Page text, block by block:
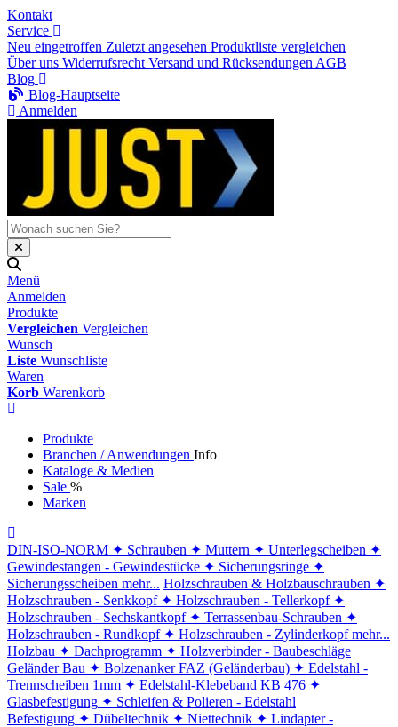
Kontakt
Service
Neu eingetroffen Zuletzt angesehen Produktliste vergleichen
Über uns Widerrufsrecht Versand und Rücksendungen AGB
Blog
Blog-Hauptseite
Anmelden
Menü
Anmelden
Produkte
Vergleichen Vergleichen
Wunsch
Liste Wunschliste
Waren
Korb Warenkorb
Produkte
Branchen / Anwendungen Info
Kataloge & Medien
Sale %
Marken
DIN-ISO-NORM ✦ Schrauben ✦ Muttern ✦ Unterlegscheiben ✦
Gewindestangen - Gewindestücke ✦ Sicherungsringe ✦
Sicherungsscheiben mehr... Holzschrauben & Holzbauschrauben ✦
Holzschrauben - Senkkopf ✦ Holzschrauben - Tellerkopf ✦
Holzschrauben - Sechskantkopf ✦ Terrassenbau-Schrauben ✦
Holzschrauben - Rundkopf ✦ Holzschrauben - Zylinderkopf mehr...
Holzbau ✦ Dachprogramm ✦ Holzverbinder - Baubeschläge
Geländer Bau ✦ Bolzenanker FAZ (Geländerbau) ✦ Edelstahl -
Trennscheiben 1mm ✦ Edelstahl-Klebeband KB 476 ✦
Glasbefestigung ✦ Schleifen & Polieren - Edelstahl
Befestigung ✦ Dübeltechnik ✦ Niettechnik ✦ Lindapter -